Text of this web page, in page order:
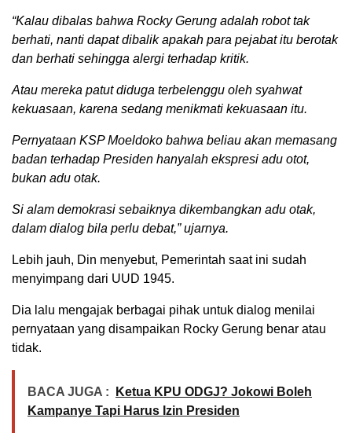
“Kalau dibalas bahwa Rocky Gerung adalah robot tak
berhati, nanti dapat dibalik apakah para pejabat itu berotak
dan berhati sehingga alergi terhadap kritik.
Atau mereka patut diduga terbelenggu oleh syahwat
kekuasaan, karena sedang menikmati kekuasaan itu.
Pernyataan KSP Moeldoko bahwa beliau akan memasang
badan terhadap Presiden hanyalah ekspresi adu otot,
bukan adu otak.
Si alam demokrasi sebaiknya dikembangkan adu otak,
dalam dialog bila perlu debat,” ujarnya.
Lebih jauh, Din menyebut, Pemerintah saat ini sudah
menyimpang dari UUD 1945.
Dia lalu mengajak berbagai pihak untuk dialog menilai
pernyataan yang disampaikan Rocky Gerung benar atau
tidak.
BACA JUGA :
Ketua KPU ODGJ? Jokowi Boleh
Kampanye Tapi Harus Izin Presiden